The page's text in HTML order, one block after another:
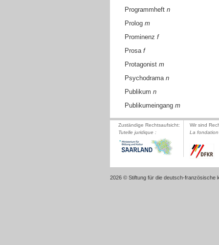
Programmheft n
Prolog m
Prominenz f
Prosa f
Protagonist m
Psychodrama n
Publikum n
Publikumeingang m
Zuständige Rechtsaufsicht:
Tutelle juridique :
Wir sind
La
2026 © Stiftung für die deutsch-französische